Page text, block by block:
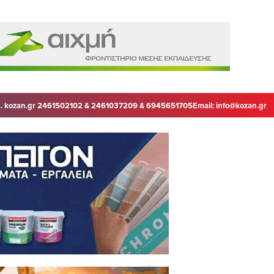
kozan.gr 2461502102 & 2461037209 & 6945651705Email:info@kozan.gr